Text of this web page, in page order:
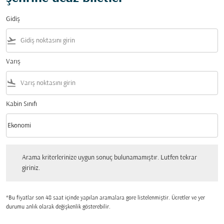
Gidiş
flight_takeoff
Varış
flight_land
Kabin Sınıfı
Kabin Sınıfı option Ekonomi Selected
Ekonomi
keyboard_arrow_down
Arama kriterlerinize uygun sonuç bulunamamıştır. Lutfen tekrar
giriniz.
*Bu fiyatlar son 48 saat içinde yapılan aramalara gore listelenmiştir. Ücretler ve yer
durumu anlık olarak değişkenlik gösterebilir.